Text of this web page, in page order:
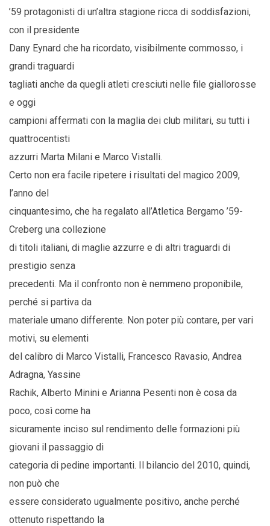
’59 protagonisti di un’altra stagione ricca di soddisfazioni,
con il presidente
Dany Eynard che ha ricordato, visibilmente commosso, i
grandi traguardi
tagliati anche da quegli atleti cresciuti nelle file giallorosse
e oggi
campioni affermati con la maglia dei club militari, su tutti i
quattrocentisti
azzurri Marta Milani e Marco Vistalli.
Certo non era facile ripetere i risultati del magico 2009,
l’anno del
cinquantesimo, che ha regalato all’Atletica Bergamo ’59-
Creberg una collezione
di titoli italiani, di maglie azzurre e di altri traguardi di
prestigio senza
precedenti. Ma il confronto non è nemmeno proponibile,
perché si partiva da
materiale umano differente. Non poter più contare, per vari
motivi, su elementi
del calibro di Marco Vistalli, Francesco Ravasio, Andrea
Adragna, Yassine
Rachik, Alberto Minini e Arianna Pesenti non è cosa da
poco, così come ha
sicuramente inciso sul rendimento delle formazioni più
giovani il passaggio di
categoria di pedine importanti. Il bilancio del 2010, quindi,
non può che
essere considerato ugualmente positivo, anche perché
ottenuto rispettando la